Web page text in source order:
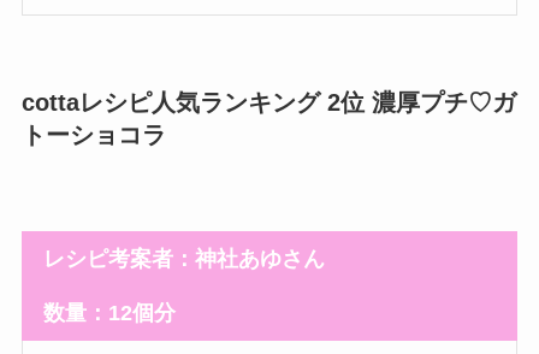
cottaレシピ人気ランキング 2位 濃厚プチ♡ガ
トーショコラ
レシピ考案者：神社あゆさん
数量：12個分